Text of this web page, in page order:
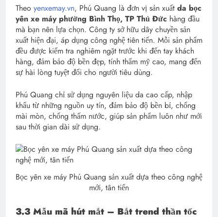
Theo yenxemay.vn, Phú Quang là đơn vị sản xuất da bọc
yên xe máy phường Bình Thọ, TP Thủ Đức hàng đầu
mà bạn nên lựa chọn. Công ty sở hữu dây chuyền sản
xuất hiện đại, áp dụng công nghệ tiên tiến. Mỗi sản phẩm
đều được kiểm tra nghiêm ngặt trước khi đến tay khách
hàng, đảm bảo độ bền đẹp, tính thẩm mỹ cao, mang đến
sự hài lòng tuyệt đối cho người tiêu dùng.
Phú Quang chỉ sử dụng nguyên liệu da cao cấp, nhập
khẩu từ những nguồn uy tín, đảm bảo độ bền bỉ, chống
mài mòn, chống thấm nước, giúp sản phẩm luôn như mới
sau thời gian dài sử dụng.
Bọc yên xe máy Phú Quang sản xuất dựa theo công nghệ
mới, tân tiến
3.3 Mẫu mã hút mắt – Bắt trend thần tốc